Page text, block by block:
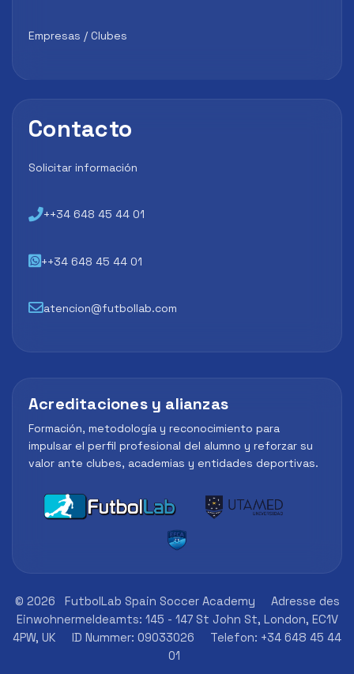
Empresas / Clubes
Contacto
Solicitar información
++34 648 45 44 01
++34 648 45 44 01
atencion@futbollab.com
Acreditaciones y alianzas
Formación, metodología y reconocimiento para
impulsar el perfil profesional del alumno y reforzar su
valor ante clubes, academias y entidades deportivas.
© 2026 FutbolLab Spain Soccer Academy
Adresse des
Einwohnermeldeamts: 145 - 147 St John St, London, EC1V
4PW, UK
ID Nummer: 09033026
Telefon: +34 648 45 44
01